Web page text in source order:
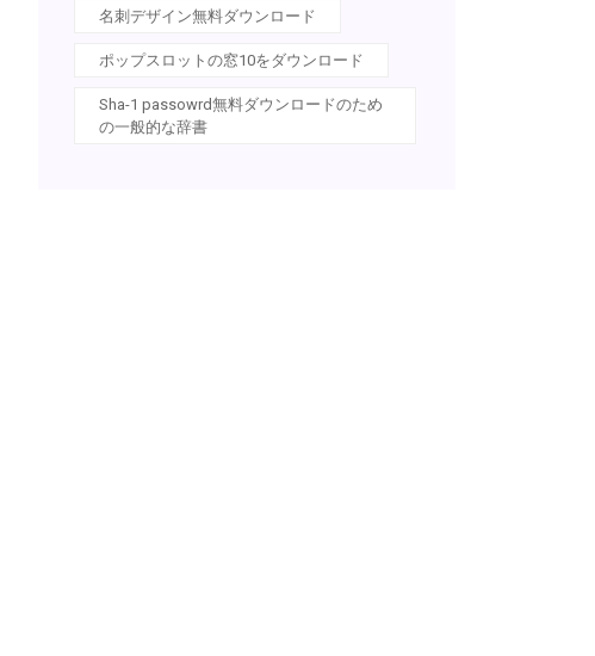
名刺デザイン無料ダウンロード
ポップスロットの窓10をダウンロード
Sha-1 passowrd無料ダウンロードのため
の一般的な辞書